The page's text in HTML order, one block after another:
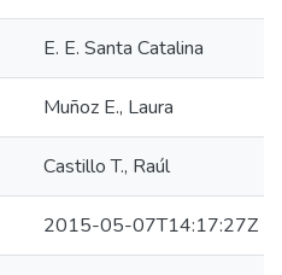
E. E. Santa Catalina
Muñoz E., Laura
Castillo T., Raúl
2015-05-07T14:17:27Z